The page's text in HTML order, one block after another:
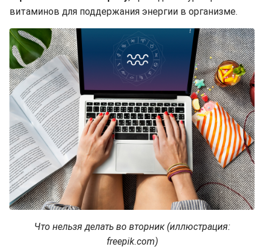
витаминов для поддержания энергии в организме.
Что нельзя делать во вторник (иллюстрация:
freepik.com)